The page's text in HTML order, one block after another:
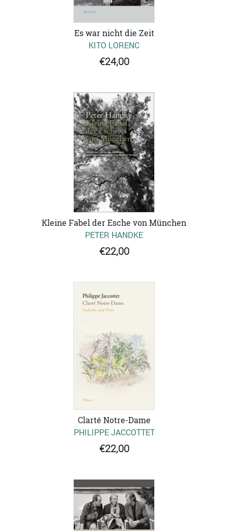
Es war nicht die Zeit
KITO LORENC
€24,00
Kleine Fabel der Esche von München
PETER HANDKE
€22,00
Clarté Notre-Dame
PHILIPPE JACCOTTET
€22,00